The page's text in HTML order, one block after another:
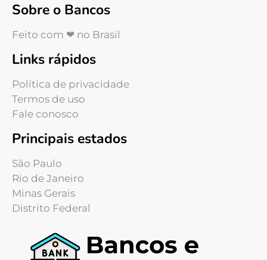
Sobre o Bancos
Feito com ❤ no Brasil
Links rápidos
Política de privacidade
Termos de uso
Fale conosco
Principais estados
São Paulo
Rio de Janeiro
Minas Gerais
Distrito Federal